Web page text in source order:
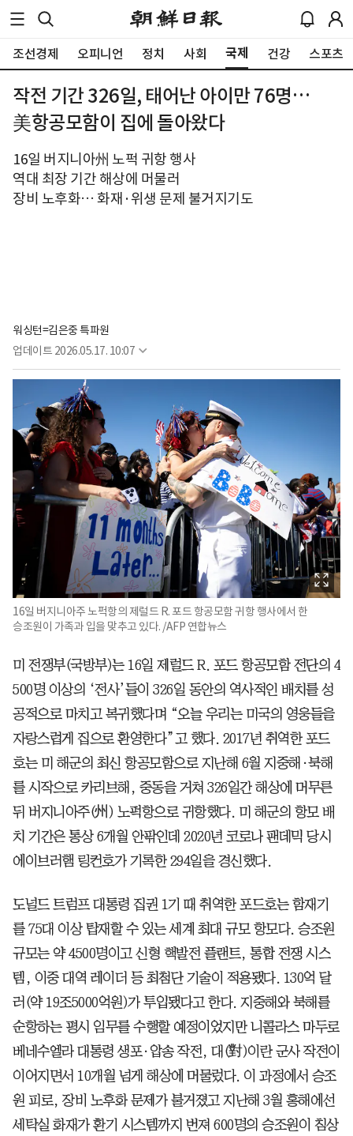
조선경제 오피니언 정치 사회 국제 건강 스포츠
작전 기간 326일, 태어난 아이만 76명…
美항공모함이 집에 돌아왔다
16일 버지니아州 노퍽 귀항 행사
역대 최장 기간 해상에 머물러
장비 노후화… 화재·위생 문제 불거지기도
워싱턴=김은중 특파원
업데이트 2026.05.17. 10:07
16일 버지니아주 노퍽항의 제럴드 R. 포드 항공모함 귀항 행사에서 한
승조원이 가족과 입을 맞추고 있다. /AFP 연합뉴스
미 전쟁부(국방부)는 16일 제럴드 R. 포드 항공모함 전단의 4
500명 이상의 ‘전사’들이 326일 동안의 역사적인 배치를 성
공적으로 마치고 복귀했다며 “오늘 우리는 미국의 영웅들을
자랑스럽게 집으로 환영한다”고 했다. 2017년 취역한 포드
호는 미 해군의 최신 항공모함으로 지난해 6월 지중해·북해
를 시작으로 카리브해, 중동을 거쳐 326일간 해상에 머무른
뒤 버지니아주(州) 노퍽항으로 귀항했다. 미 해군의 항모 배
치 기간은 통상 6개월 안팎인데 2020년 코로나 팬데믹 당시
에이브러햄 링컨호가 기록한 294일을 경신했다.
도널드 트럼프 대통령 집권 1기 때 취역한 포드호는 함재기
를 75대 이상 탑재할 수 있는 세계 최대 규모 항모다. 승조원
규모는 약 4500명이고 신형 핵발전 플랜트, 통합 전쟁 시스
템, 이중 대역 레이더 등 최첨단 기술이 적용됐다. 130억 달
러(약 19조5000억원)가 투입됐다고 한다. 지중해와 북해를
순항하는 평시 임무를 수행할 예정이었지만 니콜라스 마두로
베네수엘라 대통령 생포·압송 작전, 대(對)이란 군사 작전이
이어지면서 10개월 넘게 해상에 머물렀다. 이 과정에서 승조
원 피로, 장비 노후화 문제가 불거졌고 지난해 3월 홍해에선
세탁실 화재가 환기 시스템까지 번져 600명의 승조원이 침상